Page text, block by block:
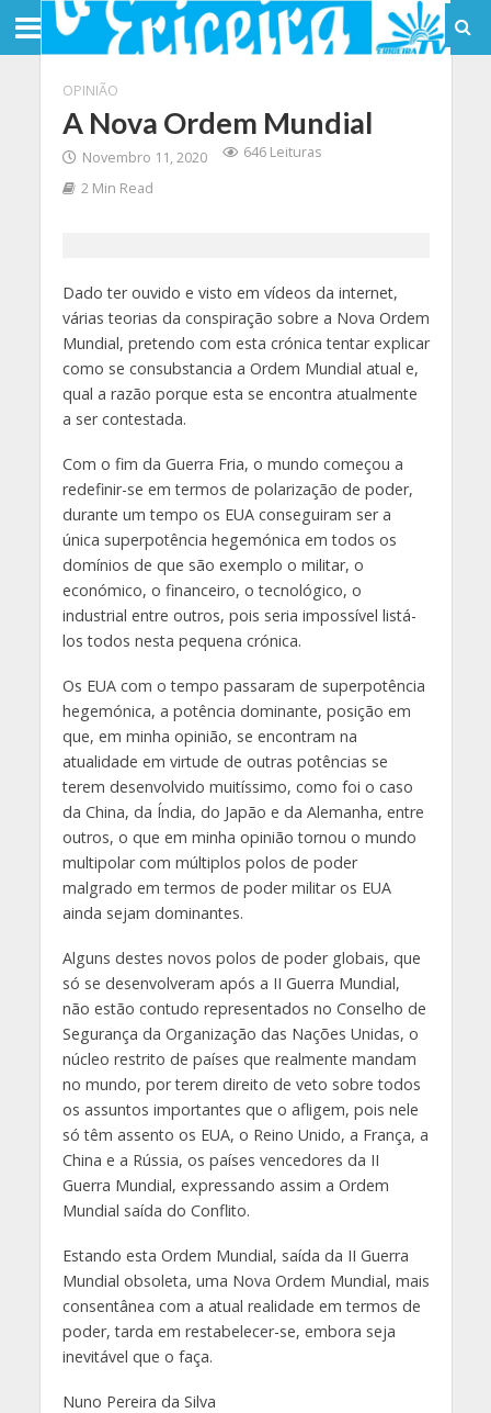
OPINIÃO
A Nova Ordem Mundial
Novembro 11, 2020
646 Leituras
2 Min Read
Dado ter ouvido e visto em vídeos da internet,
várias teorias da conspiração sobre a Nova Ordem
Mundial, pretendo com esta crónica tentar explicar
como se consubstancia a Ordem Mundial atual e,
qual a razão porque esta se encontra atualmente
a ser contestada.
Com o fim da Guerra Fria, o mundo começou a
redefinir-se em termos de polarização de poder,
durante um tempo os EUA conseguiram ser a
única superpotência hegemónica em todos os
domínios de que são exemplo o militar, o
económico, o financeiro, o tecnológico, o
industrial entre outros, pois seria impossível listá-
los todos nesta pequena crónica.
Os EUA com o tempo passaram de superpotência
hegemónica, a potência dominante, posição em
que, em minha opinião, se encontram na
atualidade em virtude de outras potências se
terem desenvolvido muitíssimo, como foi o caso
da China, da Índia, do Japão e da Alemanha, entre
outros, o que em minha opinião tornou o mundo
multipolar com múltiplos polos de poder
malgrado em termos de poder militar os EUA
ainda sejam dominantes.
Alguns destes novos polos de poder globais, que
só se desenvolveram após a II Guerra Mundial,
não estão contudo representados no Conselho de
Segurança da Organização das Nações Unidas, o
núcleo restrito de países que realmente mandam
no mundo, por terem direito de veto sobre todos
os assuntos importantes que o afligem, pois nele
só têm assento os EUA, o Reino Unido, a França, a
China e a Rússia, os países vencedores da II
Guerra Mundial, expressando assim a Ordem
Mundial saída do Conflito.
Estando esta Ordem Mundial, saída da II Guerra
Mundial obsoleta, uma Nova Ordem Mundial, mais
consentânea com a atual realidade em termos de
poder, tarda em restabelecer-se, embora seja
inevitável que o faça.
Nuno Pereira da Silva